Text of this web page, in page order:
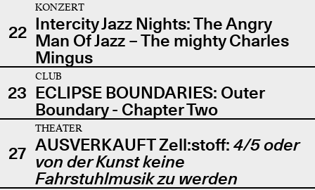
22
KONZERT
Intercity Jazz Nights: The Angry
Man Of Jazz – The mighty Charles
Mingus
23
CLUB
ECLIPSE BOUNDARIES: Outer
Boundary - Chapter Two
27
THEATER
AUSVERKAUFT Zell:stoff: 4/5 oder
von der Kunst keine
Fahrstuhlmusik zu werden